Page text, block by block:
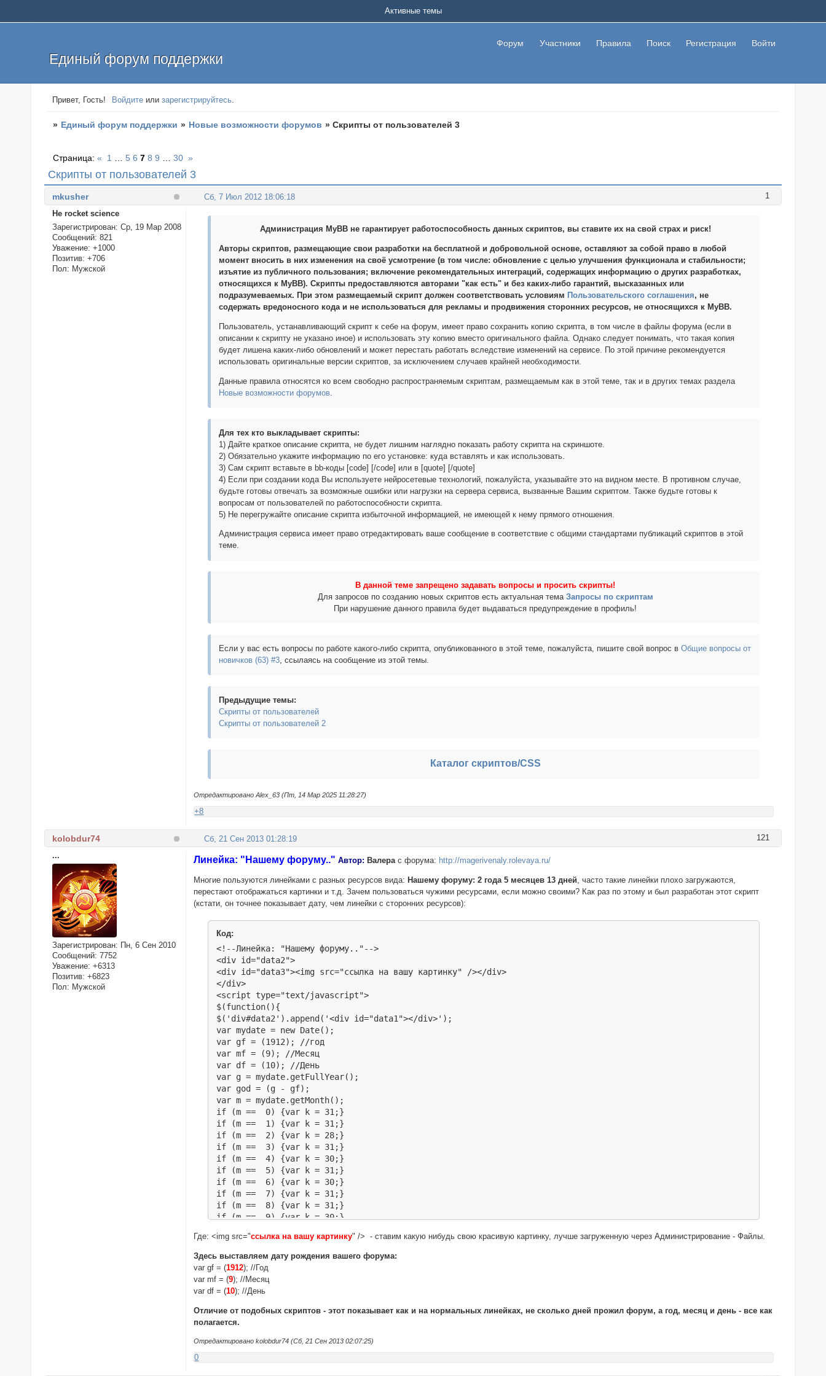
Единый форум поддержки
Форум Участники Правила Поиск Регистрация Войти
Активные темы
Привет, Гость! Войдите илизарегистрируйтесь.
» Единый форум поддержки » Новые возможности форумов »Скрипты от пользователей 3
Скрипты от пользователей 3
Страница:« 1 5 6 7 8 9 30 »
1
Сб, 7 Июл 2012 18:06:18
mkusher
Не rocket science
Зарегистрирован: Ср, 19 Мар 2008
Сообщений: 821
Уважение: +1000
Позитив: +706
Пол: Мужской
Администрация MyBB не гарантирует работоспособность данных скриптов, вы ставите их на свой страх и риск!
Авторы скриптов, размещающие свои разработки на бесплатной и добровольной основе, оставляют за собой право в любой
момент вносить в них изменения на своё усмотрение (в том числе: обновление с целью улучшения функционала и стабильности;
изъятие из публичного пользования; включение рекомендательных интеграций, содержащих информацию о других разработках,
относящихся к MyBB). Скрипты предоставляются авторами "как есть" и без каких-либо гарантий, высказанных или
подразумеваемых. При этом размещаемый скрипт должен соответствовать условиям Пользовательского соглашения, не
содержать вредоносного кода и не использоваться для рекламы и продвижения сторонних ресурсов, не относящихся к MyBB.
Пользователь, устанавливающий скрипт к себе на форум, имеет право сохранить копию скрипта, в том числе в файлы форума (если в
описании к скрипту не указано иное) и использовать эту копию вместо оригинального файла. Однако следует понимать, что такая копия
будет лишена каких-либо обновлений и может перестать работать вследствие изменений на сервисе. По этой причине рекомендуется
использовать оригинальные версии скриптов, за исключением случаев крайней необходимости.
Данные правила относятся ко всем свободно распространяемым скриптам, размещаемым как в этой теме, так и в других темах раздела
Новые возможности форумов
Для тех кто выкладывает скрипты:
1) Дайте краткое описание скрипта, не будет лишним наглядно показать работу скрипта на скриншоте.
2) Обязательно укажите информацию по его установке: куда вставлять и как использовать.
3) Сам скрипт вставьте в bb-коды [сode] [/сode] или в [quotе] [/quotе]
4) Если при создании кода Вы используете нейросетевые технологий, пожалуйста, указывайте это на видном месте. В противном случае,
будьте готовы отвечать за возможные ошибки или нагрузки на сервера сервиса, вызванные Вашим скриптом. Также будьте готовы к
вопросам от пользователей по работоспособности скрипта.
5) Не перегружайте описание скрипта избыточной информацией, не имеющей к нему прямого отношения.
Администрация сервиса имеет право отредактировать ваше сообщение в соответствие с общими стандартами публикаций скриптов в этой
теме.
В данной теме запрещено задавать вопросы и просить скрипты!
Для запросов по созданию новых скриптов есть актуальная тема Запросы по скриптам
При нарушение данного правила будет выдаваться предупреждение в профиль!
Если у вас есть вопросы по работе какого-либо скрипта, опубликованного в этой теме, пожалуйста, пишите свой вопрос вОбщие вопросы от
новичков (63) #3, ссылаясь на сообщение из этой темы.
Предыдущие темы:
Скрипты от пользователей
Скрипты от пользователей 2
Каталог скриптов/CSS
Отредактировано Alex_63 (Пт, 14 Мар 2025 11:28:27)
+8
121
Сб, 21 Сен 2013 01:28:19
kolobdur74
...
Зарегистрирован: Пн, 6 Сен 2010
Сообщений: 7752
Уважение: +6313
Позитив: +6823
Пол: Мужской
Линейка: "Нашему форуму.." Автор: Валерас форума: http://magerivenaly.rolevaya.ru/
Многие пользуются линейками с разных ресурсов вида: Нашему форуму: 2 года 5 месяцев 13 дней , часто такие линейки плохо загружаются,
перестают отображаться картинки и т.д. Зачем пользоваться чужими ресурсами, если можно своими? Как раз по этому и был разработан этот скрипт
(кстати, он точнее показывает дату, чем линейки с сторонних ресурсов):
Код:
<!--Линейка: "Нашему форуму.."-->
<div id="data2">
<div id="data3"><img src="ссылка на вашу картинку" /></div>
</div>
<script type="text/javascript">
$(function(){
$('div#data2').append('<div id="data1"></div>');
var mydate = new Date();
var gf = (1912); //год
var mf = (9); //Месяц
var df = (10); //День
var g = mydate.getFullYear();
var god = (g - gf);
var m = mydate.getMonth();
if (m ==  0) {var k = 31;}
if (m ==  1) {var k = 31;}
if (m ==  2) {var k = 28;}
if (m ==  3) {var k = 31;}
if (m ==  4) {var k = 30;}
if (m ==  5) {var k = 31;}
if (m ==  6) {var k = 30;}
if (m ==  7) {var k = 31;}
if (m ==  8) {var k = 31;}
if (m ==  9) {var k = 30;}
if (m ==  11) {var k = 30;}
var m = (m + 1);
var dn0=mydate.getDate();
var dn1 = (dn0 - df);
if (dn1 < 0) {
var dn1 = (k + dn0 - df);
var m = (m-1);
}
var mn = (m - mf);
Где: <img src="ссылка на вашу картинку" /> - ставим какую нибудь свою красивую картинку, лучше загруженную через Администрирование - Файлы.
Здесь выставляем дату рождения вашего форума:
var gf = (1912); //Год
var mf = (9); //Месяц
var df = (10); //День
Отличие от подобных скриптов - этот показывает как и на нормальных линейках, не сколько дней прожил форум, а год, месяц и день - все как
полагается.
Отредактировано kolobdur74 (Сб, 21 Сен 2013 02:07:25)
0